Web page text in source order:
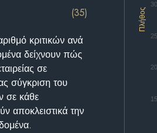
Πλήθος
15
20
25
30
(35)
κριτικών ανά
δείχνουν πώς
σε
σύγκριση του
σε κάθε
αποκλειστικά την